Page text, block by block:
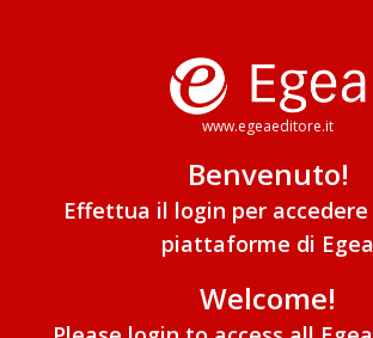
www.egeaeditore.it
Benvenuto!
Effettua il login per
piattaforme di Egea
Welcome!